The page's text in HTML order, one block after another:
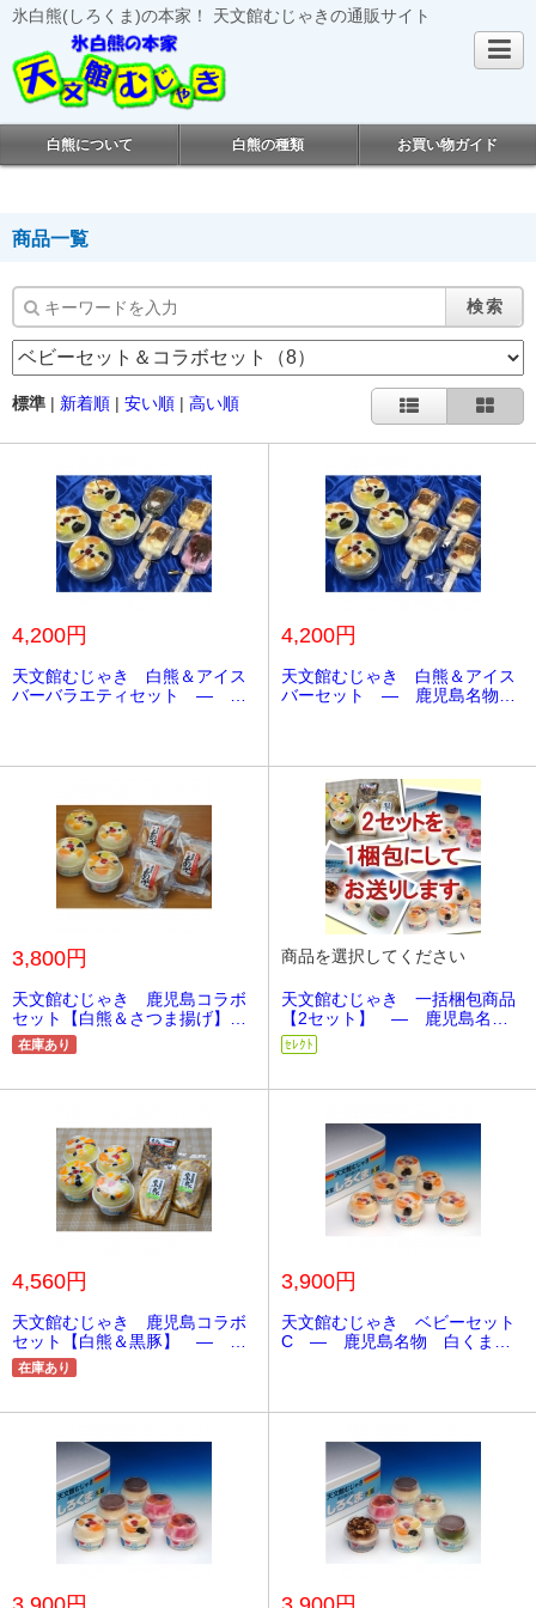
氷白熊(しろくま)の本家！ 天文館むじゃきの通販サイト
白熊について 白熊の種類 お買い物ガイド
商品一覧
検索
標準 | 新着順 | 安い順 | 高い順
4,200円
天文館むじゃき 白熊＆アイス
バーバラエティセット ― 鹿
4,200円
天文館むじゃき 白熊＆アイス
バーセット ― 鹿児島名物
3,800円
天文館むじゃき 鹿児島コラボ
セット【白熊＆さつま揚げ】
― 鹿児島名物 白くま《かき
氷》
在庫あり
商品を選択してください
天文館むじゃき 一括梱包商品
【2セット】 ― 鹿児島名
物 白くま《かき氷》
ｾﾚｸﾄ
4,560円
天文館むじゃき 鹿児島コラボ
セット【白熊＆黒豚】 ― 鹿
児島名物 白くま《かき氷》
在庫あり
3,900円
天文館むじゃき ベビーセット
C ― 鹿児島名物 白くま